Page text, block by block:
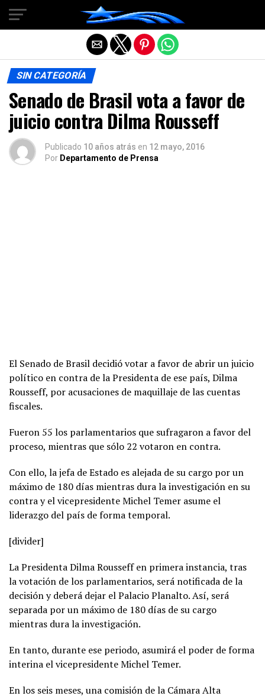
SIN CATEGORÍA
Senado de Brasil vota a favor de
juicio contra Dilma Rousseff
Publicado 10 años atrás en 12 mayo, 2016
Por Departamento de Prensa
El Senado de Brasil decidió votar a favor de abrir un juicio
político en contra de la Presidenta de ese país, Dilma
Rousseff, por acusaciones de maquillaje de las cuentas
fiscales.
Fueron 55 los parlamentarios que sufragaron a favor del
proceso, mientras que sólo 22 votaron en contra.
Con ello, la jefa de Estado es alejada de su cargo por un
máximo de 180 días mientras dura la investigación en su
contra y el vicepresidente Michel Temer asume el
liderazgo del país de forma temporal.
[divider]
La Presidenta Dilma Rousseff en primera instancia, tras
la votación de los parlamentarios, será notificada de la
decisión y deberá dejar el Palacio Planalto. Así, será
separada por un máximo de 180 días de su cargo
mientras dura la investigación.
En tanto, durante ese periodo, asumirá el poder de forma
interina el vicepresidente Michel Temer.
En los seis meses, una comisión de la Cámara Alta
Salir de la versión móvil